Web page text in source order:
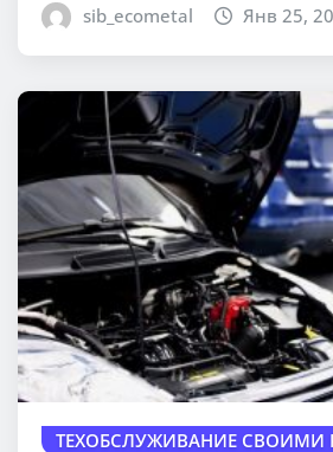
sib_ecometal Янв 25,
ТЕХОБСЛУЖИВАНИЕ СВОИМИ